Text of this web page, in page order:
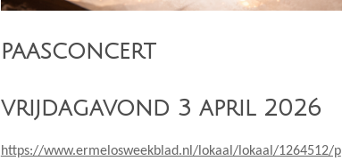
paasconcert
vrijdagavond 3 april 2026
https://www.ermelosweekblad.nl/lokaal/lokaal/1264512/p